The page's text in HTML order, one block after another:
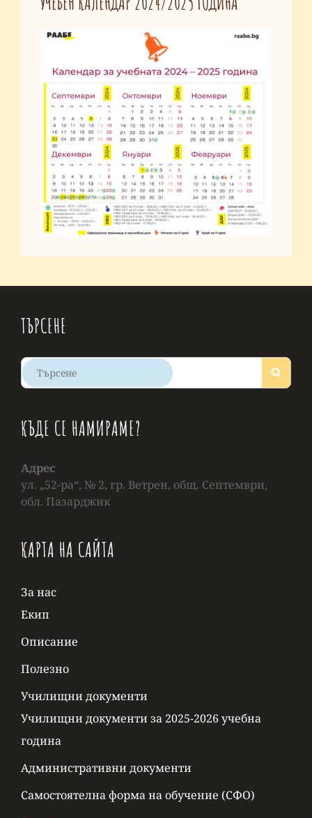
ТЪРСЕНЕ
КЪДЕ СЕ НАМИРАМЕ?
Адрес
ул. „52-ра“, № 2, гр. Ветрен, общ. Септември,
обл. Пазарджик
КАРТА НА САЙТА
За нас
Екип
Описание
Полезно
Училищни документи
Училищни документи за 2025-2026 учебна
година
Административни документи
Самостоятелна форма на обучение (СФО)